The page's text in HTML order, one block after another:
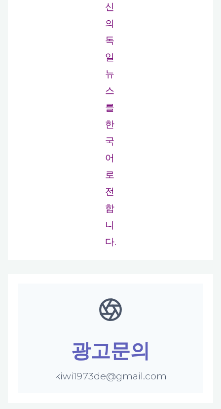
신
의
독
일
뉴
스
를
한
국
어
로
전
합
니
다.
광고문의
kiwi1973de@gmail.com